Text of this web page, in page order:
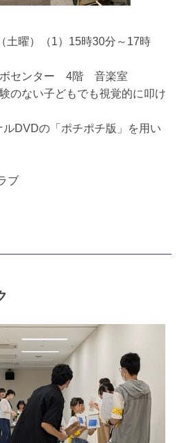
曜）（1）15時30分～17時
センター 4階 音楽室
ない子どもでも視覚的に叩け
「ポチポチ版」を用い
ブ